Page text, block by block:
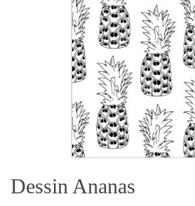
Dessin Ananas